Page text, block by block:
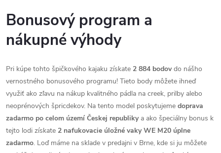
Bonusový program a
nákupné výhody
Pri kúpe tohto špičkového kajaku získate 2 884 bodovdo nášho
vernostného bonusového programu! Tieto body môžete ihneď
využiť ako zľavu na nákup kvalitného pádla na creek, prilby alebo
neoprénových špricdekov. Na tento model poskytujeme doprava
zadarmo po celom území Českej republikya ako špeciálny bonus k
tejto lodi získate 2 nafukovacie úložné vaky WE M20 úplne
zadarmo. Loď máme na sklade v predajni v Brne, kde si ju môžete